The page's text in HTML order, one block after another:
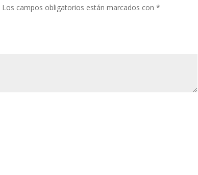
Los campos obligatorios están marcados con*